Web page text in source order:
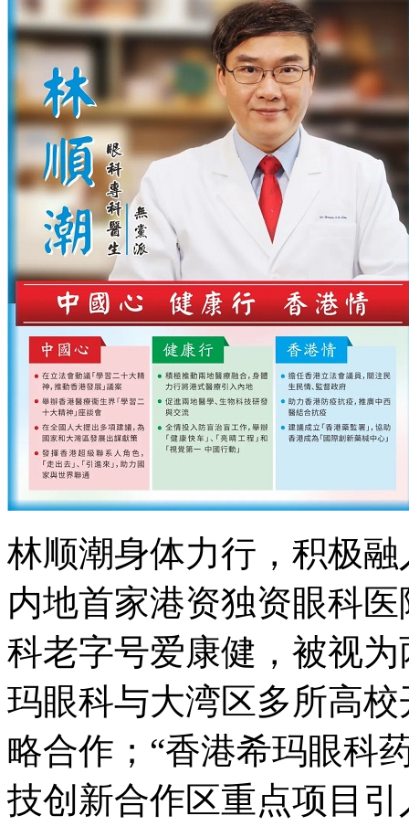
林顺潮身体力行，积极
内地首家港资独资眼科
科老字号爱康健，被视
玛眼科与大湾区多所高
略合作；“香港希玛眼科
技创新合作区重点项目引